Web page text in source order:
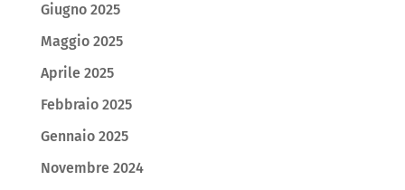
Giugno 2025
Maggio 2025
Aprile 2025
Febbraio 2025
Gennaio 2025
Novembre 2024